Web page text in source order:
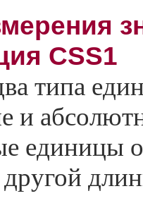
CSS1
типа
и
единицы